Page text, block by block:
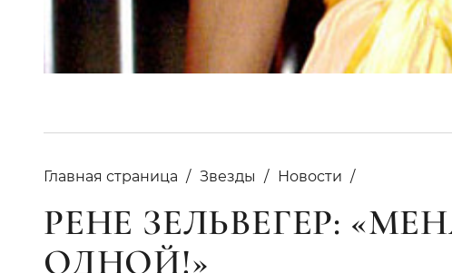
Главная страница Звезды Новости
РЕНЕ ЗЕЛЬВЕГЕР:
ОДНОЙ!»